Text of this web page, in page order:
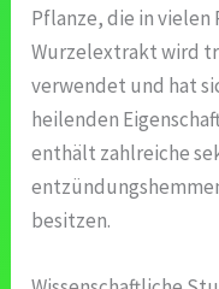
Pflanze, die in vielen
Wurzelextrakt wird
verwendet und hat
heilenden
enthält zahlreiche
besitzen.